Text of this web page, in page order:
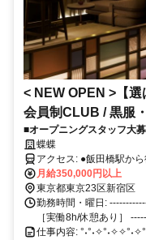
< NEW OPEN >【選
会員制CLUB / 黒服
■オープニングスタッフ大
撮影禁止。/ ご縁で結ばれ
た"蝶蝶"が完全リニューア
に働きたい方々にとって待
蝶蝶
アクセス: ●飯田橋駅から徒歩4分 ●神楽坂駅から徒歩5分 ●牛込神楽坂
駅から徒歩6分 ✅複数路線利用可能 ＜在来線＞ ［JR総武線］ ＜地下
鉄＞ ［東西線］ ［有楽町
西口駅・池袋駅・中野
谷駅・麻布十番駅 六本
月給350,000円以上
東京都東京23区新宿区
勤務時間・曜日:
［実働8h/休憩あり］
仕事内容: